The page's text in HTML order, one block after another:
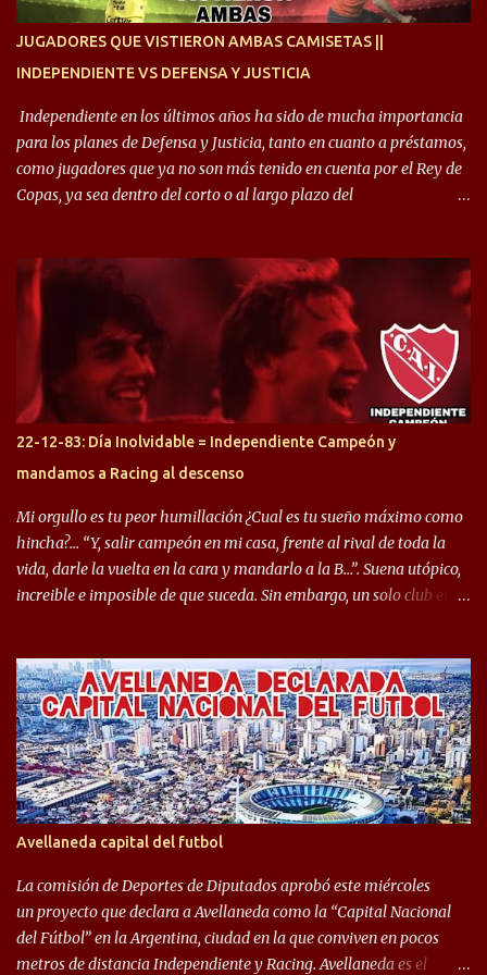
JUGADORES QUE VISTIERON AMBAS CAMISETAS ||
INDEPENDIENTE VS DEFENSA Y JUSTICIA
Independiente en los últimos años ha sido de mucha importancia
para los planes de Defensa y Justicia, tanto en cuanto a préstamos,
como jugadores que ya no son más tenido en cuenta por el Rey de
Copas, ya sea dentro del corto o al largo plazo del
Halcón de Varela, como lo es Brian Romero, quien paso a
préstamo allí durante el último mercado de pases y ha rendido de
gran manera, convirtiendo goles importantes, sobre todo en la
copa sudamericana. Pero no sucedió lo mismo en cuanto al
rendimiento que ha producido en el Rojo. Pasando a jugadores que
jugaron en Defensa y ahora están en el rojo, tenemos a la dupla
Gastón Togni y Domingo Blanco, donde ambos explotaron
futbolísticamente hablando en el equipo de Varela, donde, por
ejemplo, el caso de Mingo llego a ser tenido en cuenta para el
Seleccionado Argentino, rendimiento que aún no ha logrado
mostrar en Independiente. En e...
22-12-83: Día Inolvidable = Independiente Campeón y
mandamos a Racing al descenso
Mi orgullo es tu peor humillación ¿Cual es tu sueño máximo como
hincha?… “Y, salir campeón en mi casa, frente al rival de toda la
vida, darle la vuelta en la cara y mandarlo a la B…”. Suena utópico,
increible e imposible de que suceda. Sin embargo, un solo club en el
campeonato del '83 año consagratorio para el Rojo y, por el otro, el
haber mandado al descenso a su eterno rival. 22 de diciembre de
1983 es una fecha que pocos hinchas de Independiente pueden
dejar en el olvido. Es que ese día, el "Rojo" derrotó a Racing por 2 a
0, se consagró campeón y, además, mandó al descenso a su eterno
rival. El clásico de Avellaneda marcó el epílogo del campeonato,
algo totalmente inusual para estas épocas, donde la violencia no
permite encuentros de riesgo sobre el final de los torneos. En la
década del ochenta y con una democracia flo...
Avellaneda capital del futbol
La comisión de Deportes de Diputados aprobó este miércoles
un proyecto que declara a Avellaneda como la “Capital Nacional
del Fútbol” en la Argentina, ciudad en la que conviven en pocos
metros de distancia Independiente y Racing. Avellaneda es el